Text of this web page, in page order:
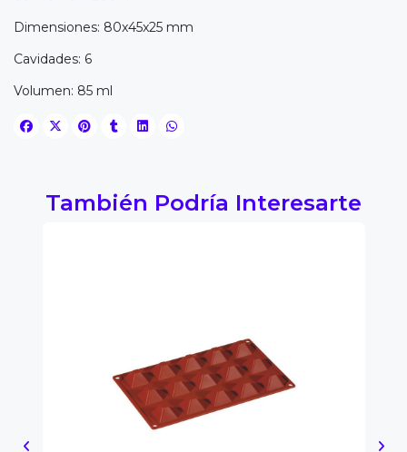
Dimensiones: 80x45x25 mm
Cavidades: 6
Volumen: 85 ml
También Podría Interesarte